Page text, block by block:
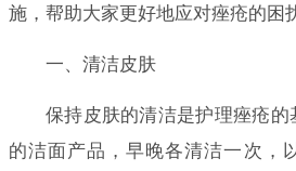
施，帮助大家更好地应对痤疮的困
一、清洁皮肤
保持皮肤的清洁是护理痤疮
的洁面产品，早晚各清洁一次，